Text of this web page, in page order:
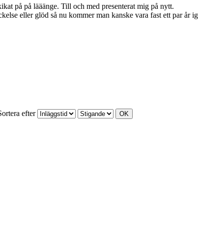
på på lääänge. Till och med presenterat mig på nytt.
eller glöd så nu kommer man kanske vara fast ett par år
efter